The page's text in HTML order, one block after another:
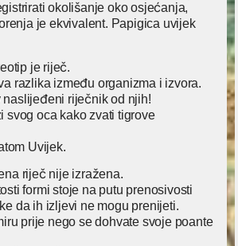
okolišanje oko osjećanja,
je ekvivalent. Papigica uvijek
je riječ.
razlika između organizma i izvora.
naslijeđeni riječnik od njih!
svog oca kako zvati tigrove
Uvijek.
riječ nije izražena.
formi stoje na putu prenosivosti
da ih izljevi ne mogu prenijeti.
prije nego se dohvate svoje poante